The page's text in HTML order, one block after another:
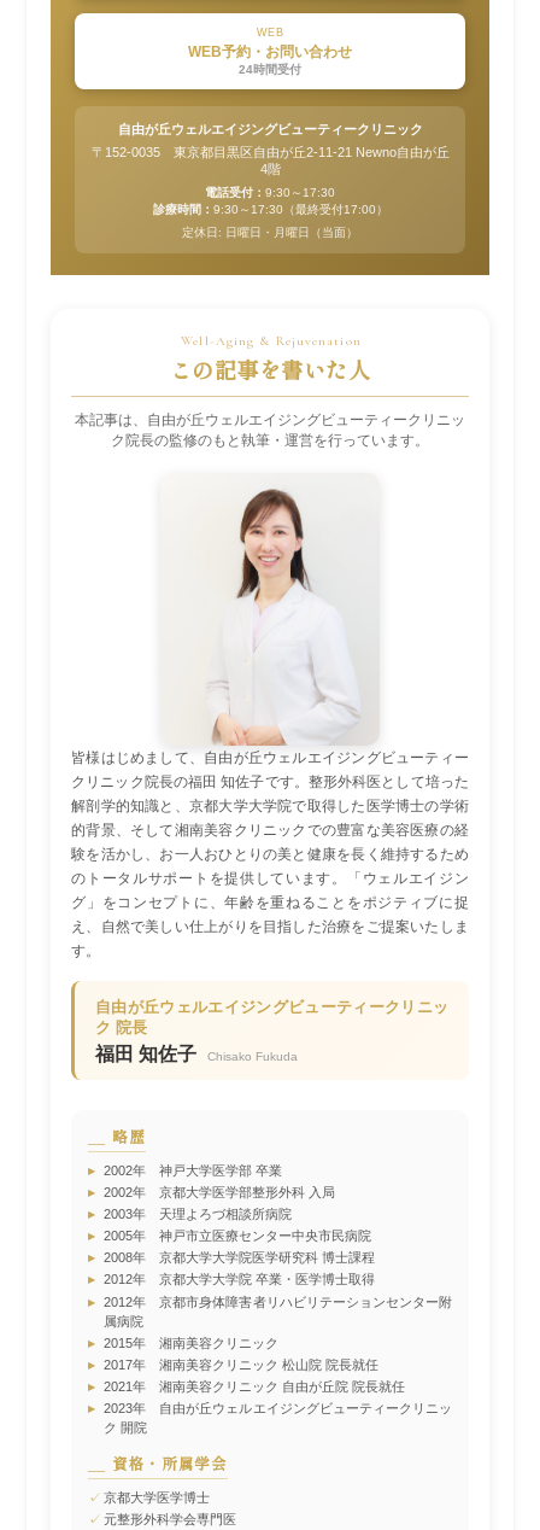
WEB
WEB予約・お問い合わせ
24時間受付
自由が丘ウェルエイジングビューティークリニック
〒152-0035 東京都目黒区自由が丘2-11-21 Newno自由が丘
4階
電話受付： 9:30～17:30
診療時間： 9:30～17:30（最終受付17:00）
定休日: 日曜日・月曜日（当面）
この記事を書いた人
本記事は、自由が丘ウェルエイジングビューティークリニッ
ク院長の監修のもと執筆・運営を行っています。
皆様はじめまして、自由が丘ウェルエイジングビューティー
クリニック院長の福田 知佐子です。整形外科医として培った
解剖学的知識と、京都大学大学院で取得した医学博士の学術
的背景、そして湘南美容クリニックでの豊富な美容医療の経
験を活かし、お一人おひとりの美と健康を長く維持するため
のトータルサポートを提供しています。「ウェルエイジン
グ」をコンセプトに、年齢を重ねることをポジティブに捉
え、自然で美しい仕上がりを目指した治療をご提案いたしま
す。
自由が丘ウェルエイジングビューティークリニッ
ク 院長
福田 知佐子 Chisako Fukuda
略歴
▸
2002年 神戸大学医学部 卒業
▸
2002年 京都大学医学部整形外科 入局
▸
2003年 天理よろづ相談所病院
▸
2005年 神戸市立医療センター中央市民病院
▸
2008年 京都大学大学院医学研究科 博士課程
▸
2012年 京都大学大学院 卒業・医学博士取得
▸
2012年 京都市身体障害者リハビリテーションセンター附
属病院
▸
2015年 湘南美容クリニック
▸
2017年 湘南美容クリニック 松山院 院長就任
▸
2021年 湘南美容クリニック 自由が丘院 院長就任
▸
2023年 自由が丘ウェルエイジングビューティークリニッ
ク 開院
資格・所属学会
✓ 京都大学医学博士
✓ 元整形外科学会専門医